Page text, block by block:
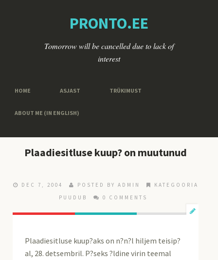
PRONTO.EE
Tomorrow will be cancelled due to lack of
interest
HOME ASJAST TRÜKIMUST
ABOUT ME (IN ENGLISH)
Plaadiesitluse kuup? on muutunud
DEC 7, 2004 POSTED BY ADMIN
KATEGOORIA
PUUDUB
0 COMMENTS
Plaadiesitluse kuup?aks on n?n?l hiljem teisip?
al, 28. detsembril. P?seks ?ldine virin teemal